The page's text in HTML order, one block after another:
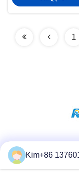
1
Kim+86